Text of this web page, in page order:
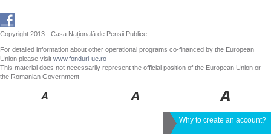
Copyright 2013 - Casa Națională de Pensii Publice
For detailed information about other operational programs co-financed by the European
Union please visit www.fonduri-ue.ro
This material does not necessarily represent the official position of the European Union or
the Romanian Government
Why to create an account?